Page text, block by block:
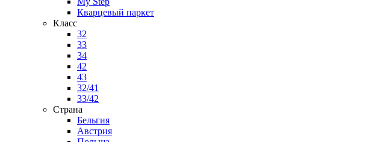
Кварцевый паркет
Класс
32
33
34
42
43
32/41
33/42
Страна
Бельгия
Австрия